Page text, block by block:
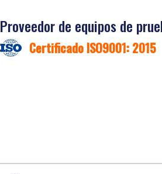
Proveedor de equipos de
Certificado ISO9001: 2015